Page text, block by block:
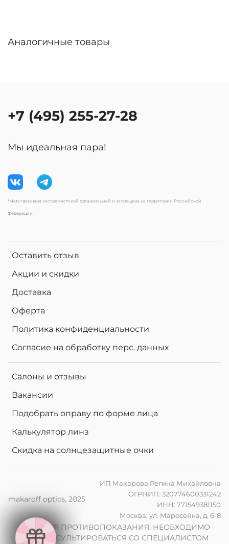
Аналогичные товары
Оставить отзыв
Акции и скидки
Доставка
Оферта
Политика конфиденциальности
Согласие на обработку перс. данных
Салоны и отзывы
Вакансии
Подобрать оправу по форме лица
Калькулятор линз
Скидка на солнцезащитные очки
+7 (495) 255-27-28
Мы идеальная пара!
*Meta признана экстремистской организацией и запрещена на территории Российской
Федерации.
makaroff optics, 2025
ИП Макарова Регина Михайловна
ОГРНИП: 320774600331242
ИНН: 771549381150
Москва, ул. Маросейка, д. 6-8
ИМЕЮТСЯ ПРОТИВОПОКАЗАНИЯ, НЕОБХОДИМО
ПРОКОНСУЛЬТИРОВАТЬСЯ СО СПЕЦИАЛИСТОМ
2
0
%
н
а
к
о
м
п
ь
ю
т
е
р
ы
л
и
н
з
ы
п
р
и
з
а
к
а
з
е
о
ч
к
о